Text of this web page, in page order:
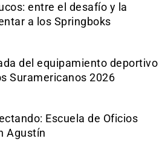
entre el desafío y la
a los Springboks
del equipamiento deportivo
Suramericanos 2026
Escuela de Oficios
Agustín